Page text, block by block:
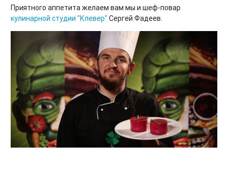
Приятного аппетита желаем вам мы и шеф-повар
кулинарной студии "Клевер" Сергей Фадеев.